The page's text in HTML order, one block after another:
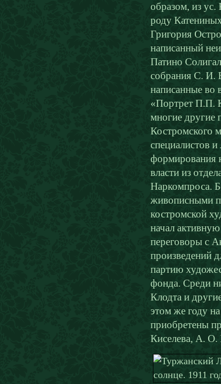
образом, из
роду
Григория
написанный
Патино
собрания С. И.
написанные во
«Портрет П.П.
многие другие
Костромского
специалистов
формирования
власти из
Наркомпроса.
живописными
костромской
начал
переговоры с
произведений
партию
фонда. Среди
Клодта и
этом же году
приобретены
Киселева, А. О.